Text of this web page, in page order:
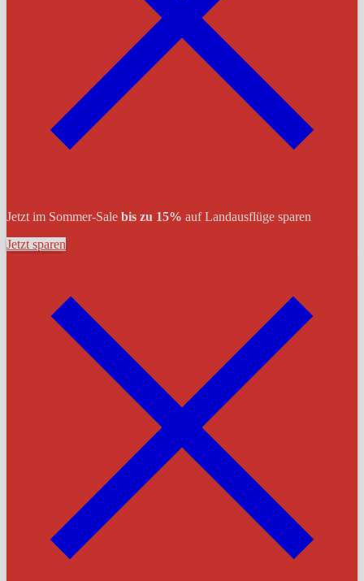
Jetzt im Sommer-Sale bis zu 15% auf Landausflüge sparen
Jetzt sparen